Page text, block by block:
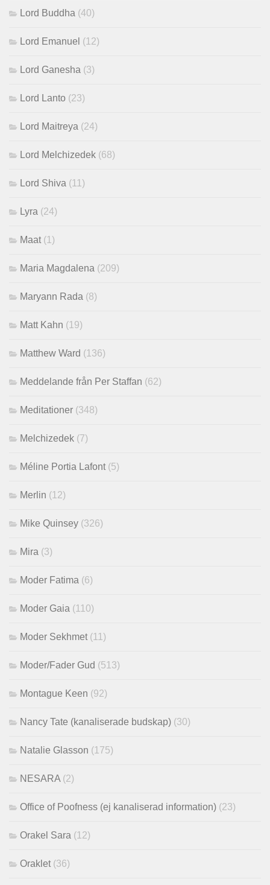
Lord Buddha (40)
Lord Emanuel (12)
Lord Ganesha (3)
Lord Lanto (23)
Lord Maitreya (24)
Lord Melchizedek (68)
Lord Shiva (11)
Lyra (24)
Maat(1)
Maria Magdalena (209)
Maryann Rada (8)
Matt Kahn (19)
Matthew Ward (136)
Meddelande från Per Staffan (62)
Meditationer (348)
Melchizedek (7)
Méline Portia Lafont(5)
Merlin (12)
Mike Quinsey (326)
Mira (3)
Moder Fatima (6)
Moder Gaia (110)
Moder Sekhmet(11)
Moder/Fader Gud (513)
Montague Keen (92)
Nancy Tate (kanaliserade budskap) (30)
Natalie Glasson (175)
NESARA(2)
Office of Poofness (ej kanaliserad information) (23)
Orakel Sara (12)
Oraklet(36)